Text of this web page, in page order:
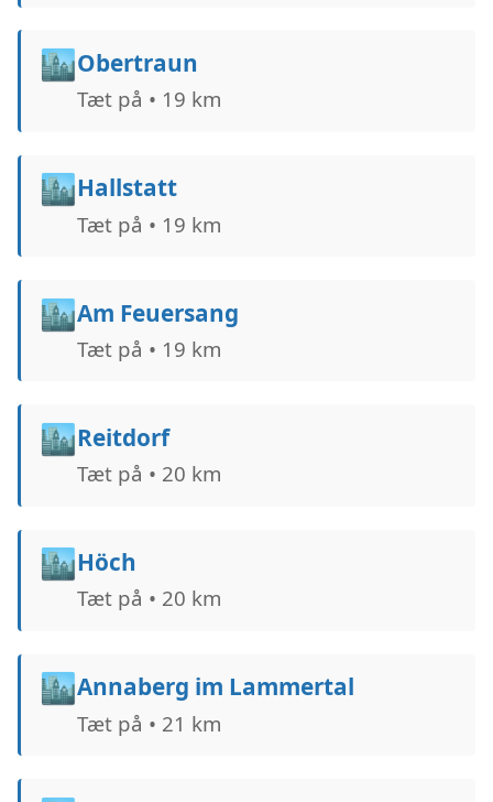
🏙️Obertraun
Tæt på • 19 km
🏙️Hallstatt
Tæt på • 19 km
🏙️Am Feuersang
Tæt på • 19 km
🏙️Reitdorf
Tæt på • 20 km
🏙️Höch
Tæt på • 20 km
🏙️Annaberg im Lammertal
Tæt på • 21 km